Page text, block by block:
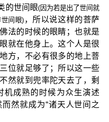
的世间眼(因为若是出了世间就
间眼) ，所以说这样的菩萨
法的时候的眼睛；也就是
就在他身上。这个人是很
方，不必有很多的地上菩
位就足够了；所以这一些
然就到兜率陀天去了，剩
机成熟的时候为众生演述
然就成为“诸天人世间之